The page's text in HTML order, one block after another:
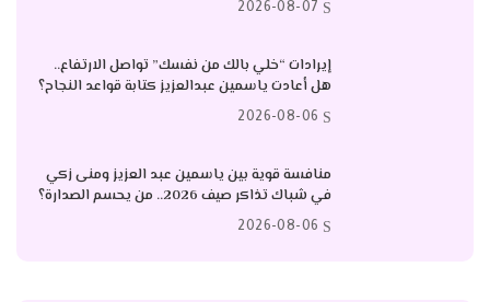
2026-08-07
إيرادات “خلي بالك من نفسك” تواصل الارتفاع..
هل أعادت ياسمين عبدالعزيز كتابة قواعد النجاح؟
2026-08-06
منافسة قوية بين ياسمين عبد العزيز ومنى زكي
في شباك تذاكر صيف 2026.. من يحسم الصدارة؟
2026-08-06